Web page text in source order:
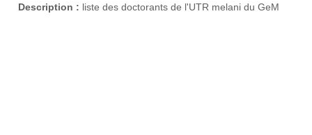
Description : liste des doctorants de l'UTR melani du GeM